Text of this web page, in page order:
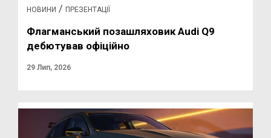
НОВИНИ / ПРЕЗЕНТАЦІЇ
Флагманський позашляховик Audi Q9
дебютував офіційно
29 Лип, 2026